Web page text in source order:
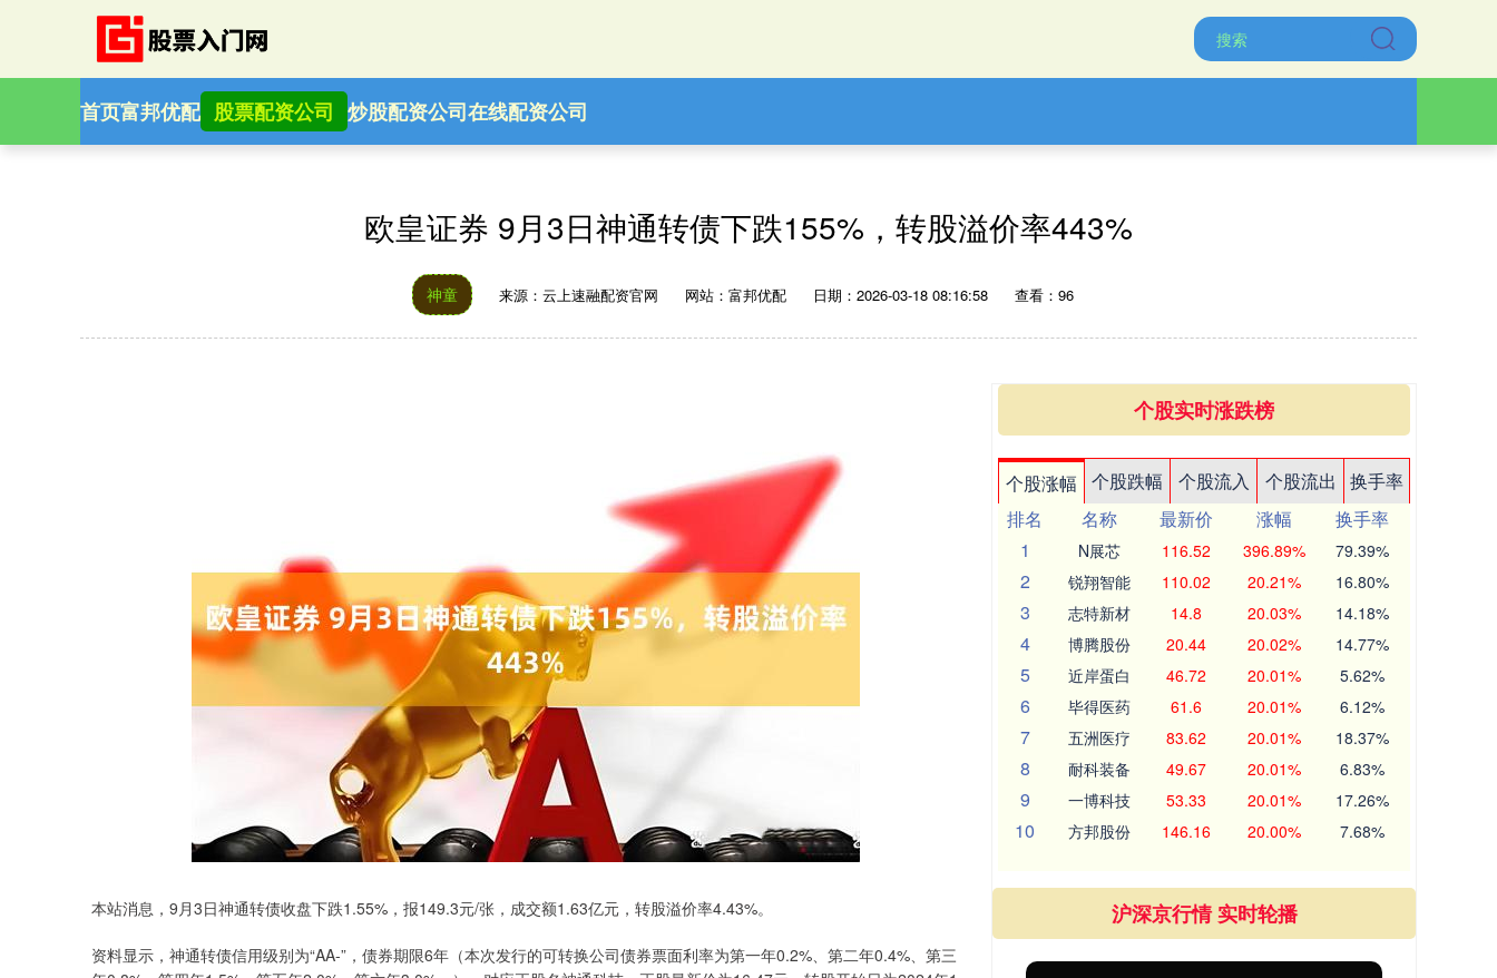
首页富邦优配 股票配资公司 炒股配资公司在线配资公司
欧皇证券 9月3日神通转债下跌155%，转股溢价率443%
神童 来源：云上速融配资官网 网站：富邦优配 日期：2026-03-18 08:16:58 查看：96
本站消息，9月3日神通转债收盘下跌1.55%，报149.3元/张，成交额1.63亿元，转股溢价率4.43%。
资料显示，神通转债信用级别为“AA-”，债券期限6年（本次发行的可转换公司债券票面利率为第一年0.2%、第二年0.4%、第三
个股实时涨跌榜
个股涨幅 个股跌幅 个股流入 个股流出
换手率
排名
名称 最新价 涨幅
换手率
1
N展芯 116.52 396.89% 79.39%
2 锐翔智能 110.02 20.21% 16.80%
3 志特新材 14.8 20.03% 14.18%
4 博腾股份 20.44 20.02% 14.77%
5 近岸蛋白 46.72 20.01% 5.62%
6 毕得医药 61.6 20.01% 6.12%
7 五洲医疗 83.62 20.01% 18.37%
8 耐科装备 49.67 20.01% 6.83%
9 一博科技 53.33 20.01% 17.26%
10 方邦股份 146.16 20.00% 7.68%
沪深京行情 实时轮播